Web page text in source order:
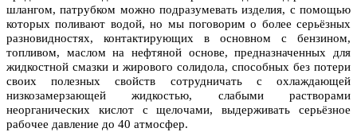
шлангом, патрубком можно подразумевать изделия, с помощью
которых поливают водой, но мы поговорим о более серьёзных
разновидностях, контактирующих в основном с бензином,
топливом, маслом на нефтяной основе, предназначенных для
жидкостной смазки и жирового солидола, способных без потери
своих полезных свойств сотрудничать с охлаждающей
низкозамерзающей жидкостью, слабыми растворами
неорганических кислот с щелочами, выдерживать серьёзное
рабочее давление до 40 атмосфер.